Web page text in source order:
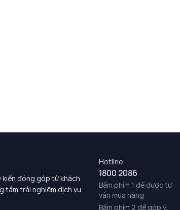
Hotline
1800 2086
Bấm phím 1 để được tư
vấn mua hàng
Bấm phím 2 để góp ý,
đóng góp từ khách
tầm trải nghiệm dịch vụ